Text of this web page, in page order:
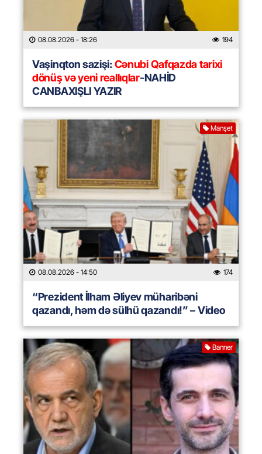
08.08.2026 - 18:26 194
Vaşinqton sazişi:Cənubi Qafqazda tarixi
dönüş və yeni reallıqlar-NAHİD
CANBAXIŞLI YAZIR
Manşet
08.08.2026 - 14:50 174
“Prezident İlham Əliyev müharibəni
qazandı, həm də sülhü qazandı!” – Video
Banner